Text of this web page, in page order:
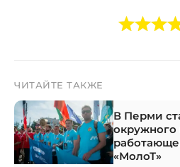
ЧИТАЙТЕ ТАКЖЕ
В Перми
окружного
«МолоТ»